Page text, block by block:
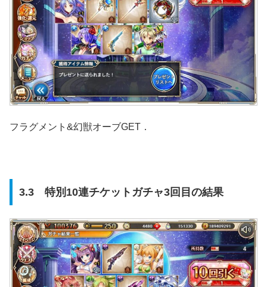
フラグメント&幻獣オーブGET．
3.3 特別10連チケットガチャ3回目の結果